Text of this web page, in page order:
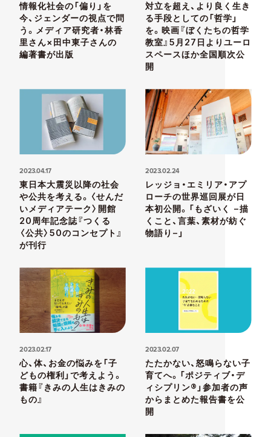
情報化社会の「偏り」を
今、ジェンダーの視点で問
う。メディア研究者・林香
里さん×田中東子さんの
編著書が出版
対立を超え、より良く生き
る手段としての「哲学」
を。映画『ぼくたちの哲学
教室』5月27日よりユーロ
スペースほか全国順次公
開
2023.04.17
東日本大震災以降の社会
や公共を考える。〈せんだ
いメディアテーク〉開館
20周年記念誌『つくる
〈公共〉50のコンセプト』
が刊行
2023.02.24
レッジョ・エミリア・アプ
ローチの世界巡回展が日
本初公開。「もざいく −描
くこと、言葉、素材が紡ぐ
物語り−」
2023.02.17
心、体、お金の悩みを「子
どもの権利」で考えよう。
書籍『きみの人生はきみの
もの』
2023.02.07
たたかない、怒鳴らない子
育てへ。「ポジティブ・デ
ィシプリン®」参加者の声
からまとめた報告書を公
開